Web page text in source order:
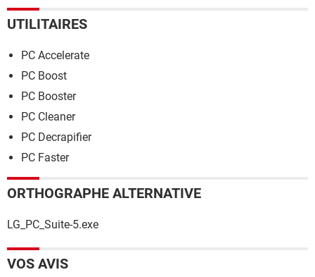
UTILITAIRES
PC Accelerate
PC Boost
PC Booster
PC Cleaner
PC Decrapifier
PC Faster
ORTHOGRAPHE ALTERNATIVE
LG_PC_Suite-5.exe
VOS AVIS